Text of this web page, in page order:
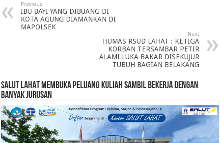
Previous
IBU BAYI YANG DIBUANG DI
KOTA AGUNG DIAMANKAN DI
MAPOLSEK
Next
HUMAS RSUD LAHAT : KETIGA
KORBAN TERSAMBAR PETIR
ALAMI LUKA BAKAR DISEKUJUR
TUBUH BAGIAN BELAKANG
SALUT LAHAT MEMBUKA PELUANG KULIAH SAMBIL BEKERJA DENGAN
BANYAK JURUSAN